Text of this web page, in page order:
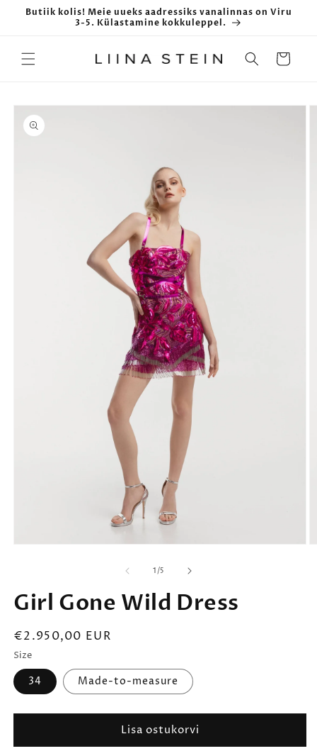
Butiik kolis! Meie uueks aadressiks vanalinnas on Viru
3-5. Külastamine kokkuleppel.
Ostukorv
1 /5
Girl Gone Wild Dress
€2.950,00 EUR
Size
34 Made-to-measure
Lisa ostukorvi